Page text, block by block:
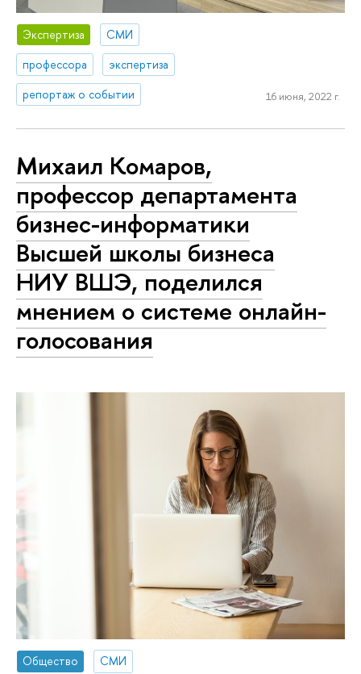
Экспертиза
СМИ
профессора
экспертиза
репортаж о событии
16 июня, 2022 г.
Михаил Комаров,
профессор департамента
бизнес-информатики
Высшей школы бизнеса
НИУ ВШЭ, поделился
мнением о системе онлайн-
голосования
Общество
СМИ